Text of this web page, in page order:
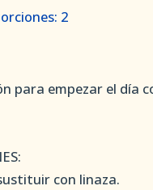
2
para empezar el día
con linaza.